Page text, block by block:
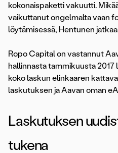
kokonaispaketti vakuutti.
vaikuttanut ongelmalta vaan
löytämisessä, Hentunen
Ropo Capital on vastannut
hallinnasta tammikuusta 2017
koko laskun elinkaaren
laskutuksen ja Aavan oman
Laskutuksen
tukena